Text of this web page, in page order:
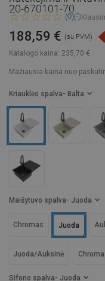
20-670101-70
(0)
Katalogo kaina: 235,70 €
188,59 € (su PVM)
Mažiausia kaina nuo
Sifono spalva - Juoda
Kriauklės spalva - Balta
Maišytuvo spalva - Juoda
Juoda
Chromas
Juoda/Auksinė